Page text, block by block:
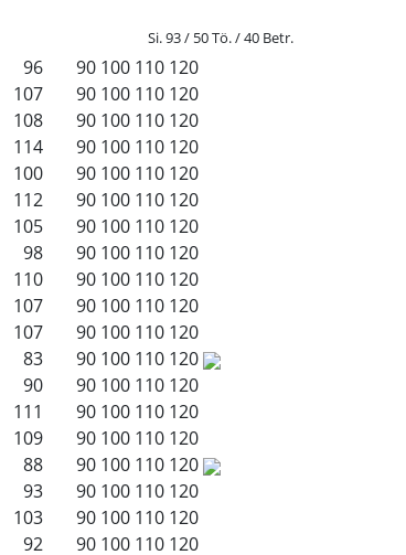
Si. 93 / 50 Tö. / 40 Betr.
96 90 100 110 120
107 90 100 110 120
108 90 100 110 120
114 90 100 110 120
100 90 100 110 120
112 90 100 110 120
105 90 100 110 120
98 90 100 110 120
110 90 100 110 120
107 90 100 110 120
107 90 100 110 120
83 90 100 110 120
90 90 100 110 120
111 90 100 110 120
109 90 100 110 120
88 90 100 110 120
93 90 100 110 120
103 90 100 110 120
92 90 100 110 120